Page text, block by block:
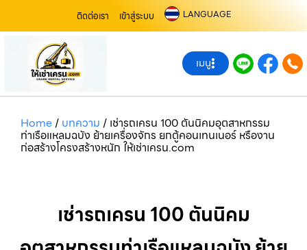
ติดต่อเรา เข้าสู่ระบบ LANGUAGE
เมนู
Home/ บทความ / เช่ารถเครน 100 ตันนิคมอุตสาหกรรม
ท่าเรือแหลมฉบัง ย้ายเครื่องจักร ยกตู้คอนเทนเนอร์ หรืองาน
ก่อสร้างโครงสร้างหนัก ให้เช่าเครน.com
เช่ารถเครน 100 ตันนิคม